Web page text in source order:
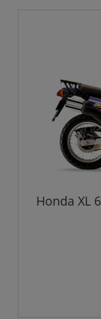
Honda XL